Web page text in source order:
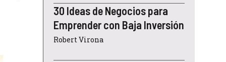
30 Ideas de Negocios para
Emprender con Baja Inversión
Robert Virona